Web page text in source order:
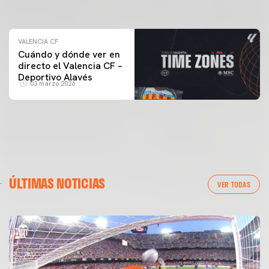
VALENCIA CF
Cuándo y dónde ver en
directo el Valencia CF –
Deportivo Alavés
03 marzo 2026
ÚLTIMAS NOTICIAS VER TODAS